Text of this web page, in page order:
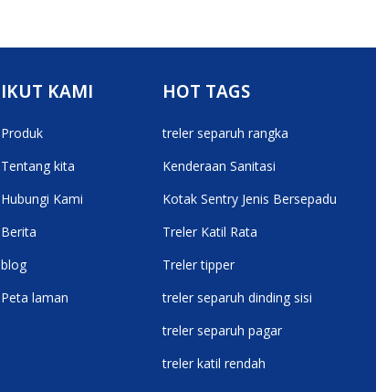
IKUT KAMI
Produk
Tentang kita
Hubungi Kami
Berita
blog
Peta laman
HOT TAGS
treler separuh rangka
Kenderaan Sanitasi
Kotak Sentry Jenis Bersepadu
Treler Katil Rata
Treler tipper
treler separuh dinding sisi
treler separuh pagar
treler katil rendah